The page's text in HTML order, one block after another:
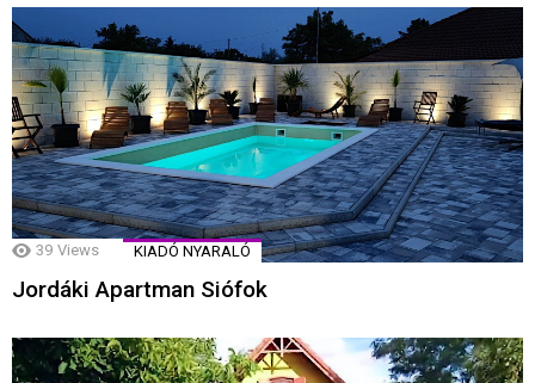
39 Views KIADÓ NYARALÓ
Jordáki Apartman Siófok